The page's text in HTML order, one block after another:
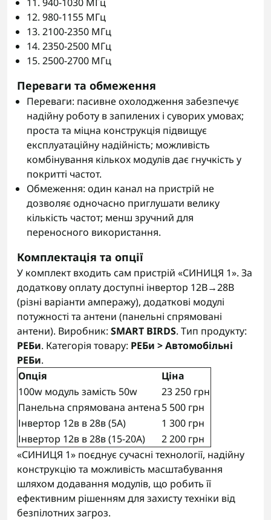
12. 980-1155 МГц
13. 2100-2350 МГц
14. 2350-2500 МГц
15. 2500-2700 МГц
Переваги та обмеження
Переваги: пасивне охолодження забезпечує
надійну роботу в запилених і суворих умовах;
проста та міцна конструкція підвищує
експлуатаційну надійність; можливість
комбінування кількох модулів дає гнучкість у
покритті частот.
Обмеження: один канал на пристрій не
дозволяє одночасно приглушати велику
кількість частот; менш зручний для
переносного використання.
Комплектація та опції
У комплект входить сам пристрій «СИНИЦЯ 1». За
додаткову оплату доступні інвертор 12В→28В
(різні варіанти амперажу), додаткові модулі
потужності та антени (панельні спрямовані
антени). Виробник: SMART BIRDS. Тип продукту:
РЕБи. Категорія товару: РЕБи > Автомобільні
РЕБи.
Опція
Ціна
100w модуль замість 50w
23 250 грн
Панельна спрямована антена5 500 грн
Інвертор 12в в 28в (5А)
1 300 грн
Інвертор 12в в 28в (15-20А)
2 200 грн
«СИНИЦЯ 1» поєднує сучасні технології, надійну
конструкцію та можливість масштабування
шляхом додавання модулів, що робить її
ефективним рішенням для захисту техніки від
безпілотних загроз.